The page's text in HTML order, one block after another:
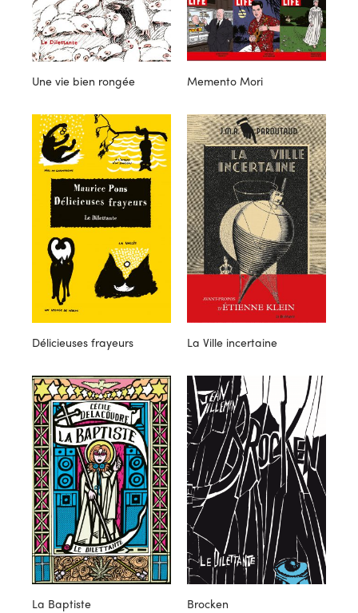
Une vie bien rongée Memento Mori
Délicieuses frayeurs La Ville incertaine
La Baptiste Brocken